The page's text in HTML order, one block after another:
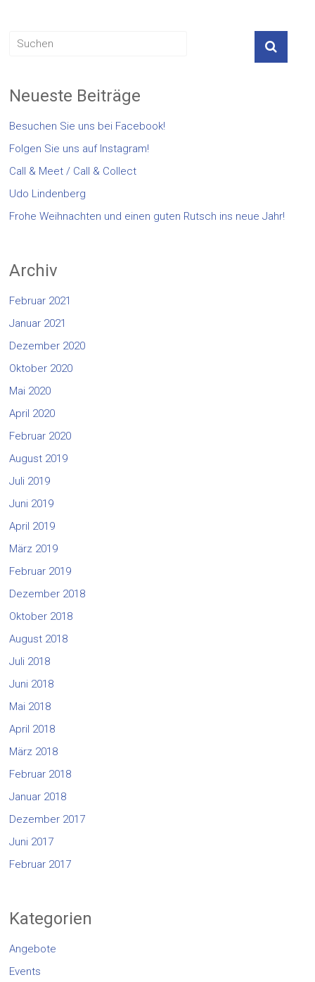
Neueste Beiträge
Besuchen Sie uns bei Facebook!
Folgen Sie uns auf Instagram!
Call & Meet / Call & Collect
Udo Lindenberg
Frohe Weihnachten und einen guten Rutsch ins neue Jahr!
Archiv
Februar 2021
Januar 2021
Dezember 2020
Oktober 2020
Mai 2020
April 2020
Februar 2020
August 2019
Juli 2019
Juni 2019
April 2019
März 2019
Februar 2019
Dezember 2018
Oktober 2018
August 2018
Juli 2018
Juni 2018
Mai 2018
April 2018
März 2018
Februar 2018
Januar 2018
Dezember 2017
Juni 2017
Februar 2017
Kategorien
Angebote
Events